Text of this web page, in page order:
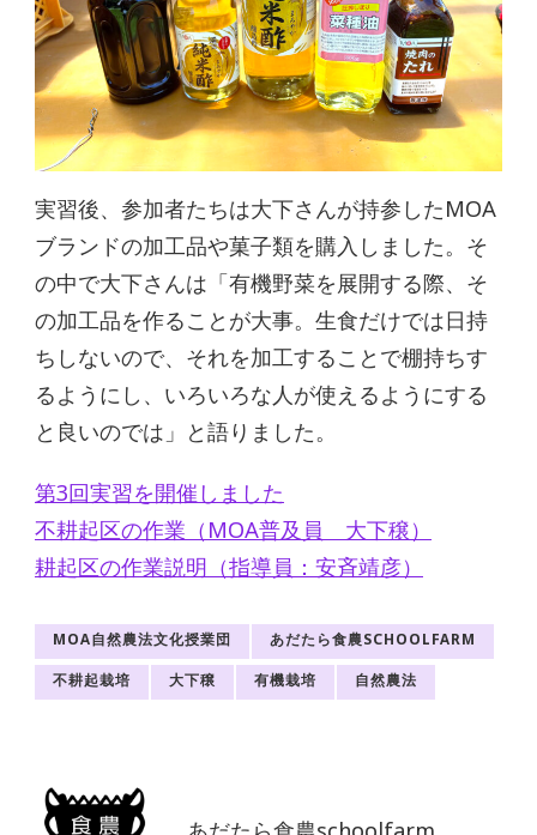
実習後、参加者たちは大下さんが持参したMOA
ブランドの加工品や菓子類を購入しました。そ
の中で大下さんは「有機野菜を展開する際、そ
の加工品を作ることが大事。生食だけでは日持
ちしないので、それを加工することで棚持ちす
るようにし、いろいろな人が使えるようにする
と良いのでは」と語りました。
第3回実習を開催しました
不耕起区の作業（MOA普及員 大下穣）
耕起区の作業説明（指導員：安斉靖彦）
MOA自然農法文化授業団 あだたら食農SCHOOLFARM
不耕起栽培 大下穣 有機栽培 自然農法